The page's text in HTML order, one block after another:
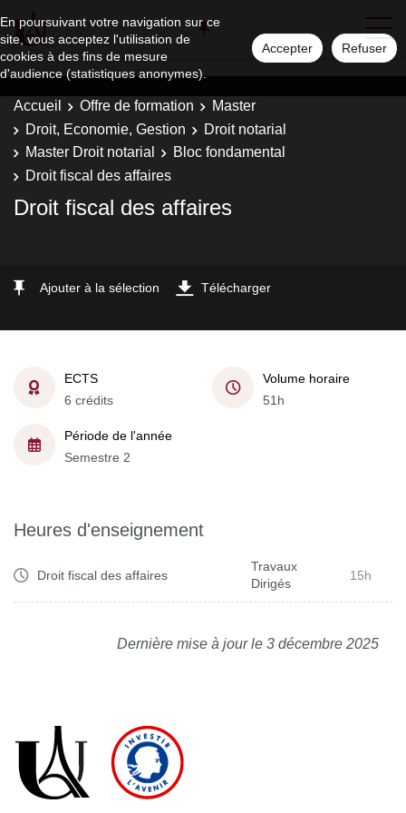
En poursuivant votre navigation sur ce
site, vous acceptez l'utilisation de
cookies à des fins de mesure
d'audience (statistiques anonymes).
Accepter Refuser
Accueil Offre de formation
Master
Droit, Economie, Gestion
Droit notarial
Master Droit notarial
Bloc fondamental
Droit fiscal des affaires
Droit fiscal des affaires
Ajouter à la sélection Télécharger
ECTS
6 crédits
Volume horaire
51h
Période de l'année
Semestre 2
Heures d'enseignement
Droit fiscal des affaires
Travaux
Dirigés
15h
Dernière mise à jour le 3 décembre 2025